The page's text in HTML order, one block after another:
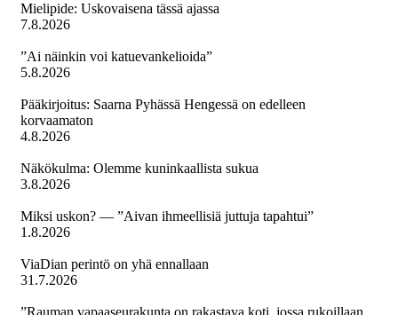
Mielipide: Uskovaisena tässä ajassa
7.8.2026
”Ai näinkin voi katuevankelioida”
5.8.2026
Pääkirjoitus: Saarna Pyhässä Hengessä on edelleen
korvaamaton
4.8.2026
Näkökulma: Olemme kuninkaallista sukua
3.8.2026
Miksi uskon? — ”Aivan ihmeellisiä juttuja tapahtui”
1.8.2026
ViaDian perintö on yhä ennallaan
31.7.2026
”Rauman vapaaseurakunta on rakastava koti, jossa rukoillaan